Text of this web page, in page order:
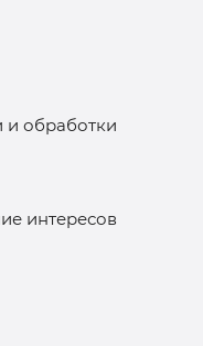
и обработки
интересов